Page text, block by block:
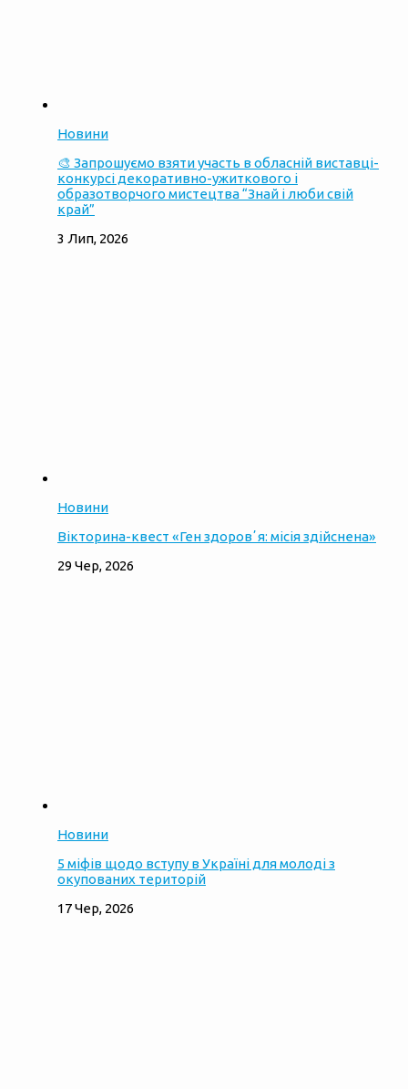
Новини
🎨 Запрошуємо взяти участь в обласній виставці-
конкурсі декоративно-ужиткового і
образотворчого мистецтва “Знай і люби свій
край”
3 Лип, 2026
Новини
Вікторина-квест «Ген здоровʼя: місія здійснена»
29 Чер, 2026
Новини
5 міфів щодо вступу в Україні для молоді з
окупованих територій
17 Чер, 2026